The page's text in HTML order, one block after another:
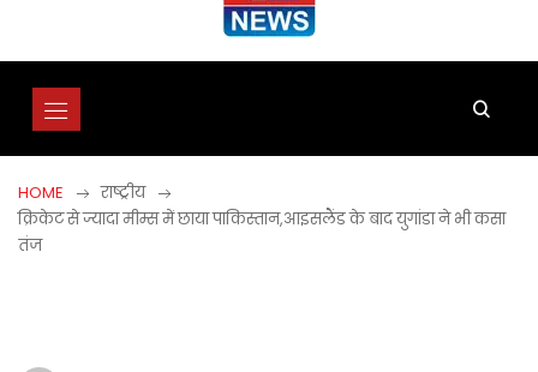
HOME
राष्ट्रीय
क्रिकेट से ज्यादा मीम्स में छाया पाकिस्तान,आइसलैंड के बाद युगांडा ने भी कसा
तंज